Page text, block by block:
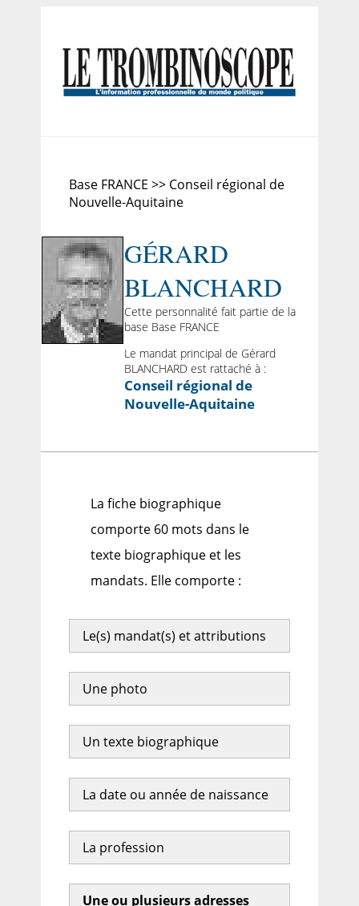
Base FRANCE >> Conseil régional de
Nouvelle-Aquitaine
GÉRARD
BLANCHARD
Cette personnalité fait partie de la
base Base FRANCE
Le mandat principal de Gérard
BLANCHARD est rattaché à :
Conseil régional de
Nouvelle-Aquitaine
La fiche biographique
comporte 60 mots dans le
texte biographique et les
mandats. Elle comporte :
Le(s) mandat(s) et attributions
Une photo
Un texte biographique
La date ou année de naissance
La profession
Une ou plusieurs adresses